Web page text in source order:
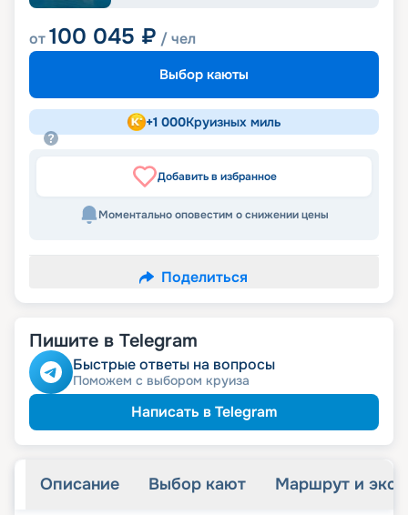
от100 045 ₽ / чел
Выбор каюты
+1 000Круизных миль
Добавить в избранное
Моментально оповестим о снижении цены
Поделиться
Пишите в Telegram
Быстрые ответы на вопросы
Поможем с выбором круиза
Написать в Telegram
Описание Выбор кают Маршрут и